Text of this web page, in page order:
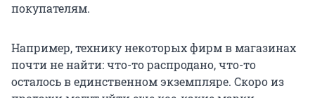
покупателям.
Например, технику некоторых фирм в магазинах
почти не найти: что-то распродано, что-то
осталось в единственном экземпляре. Скоро из